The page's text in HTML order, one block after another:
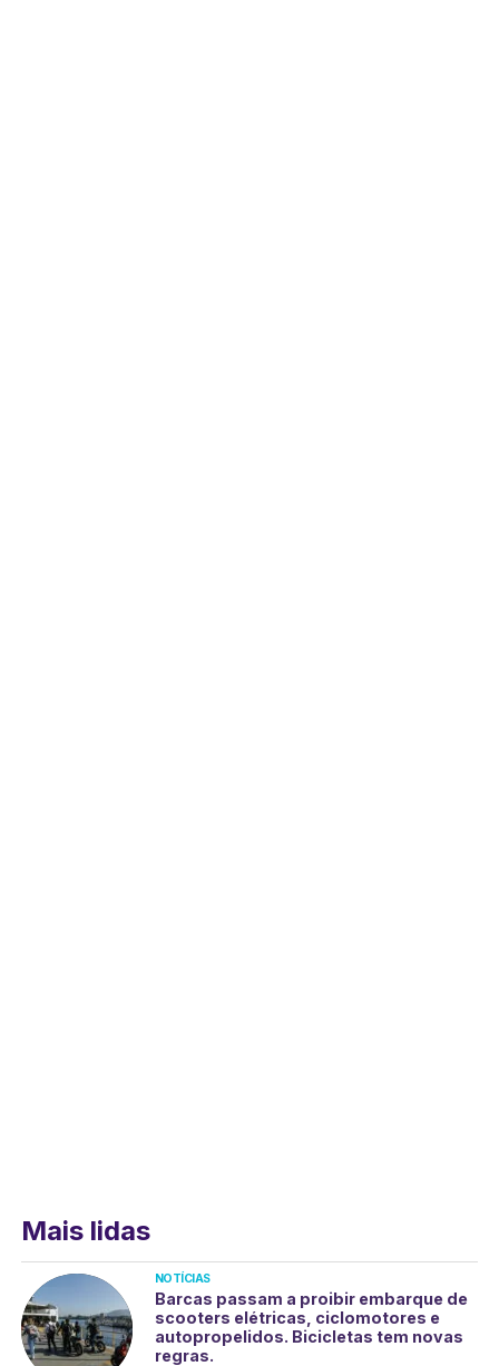
Mais lidas
NOTÍCIAS
Barcas passam a proibir embarque de
scooters elétricas, ciclomotores e
autopropelidos. Bicicletas tem novas
regras.